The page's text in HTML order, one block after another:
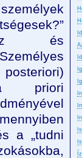
és
priori
a „tudni